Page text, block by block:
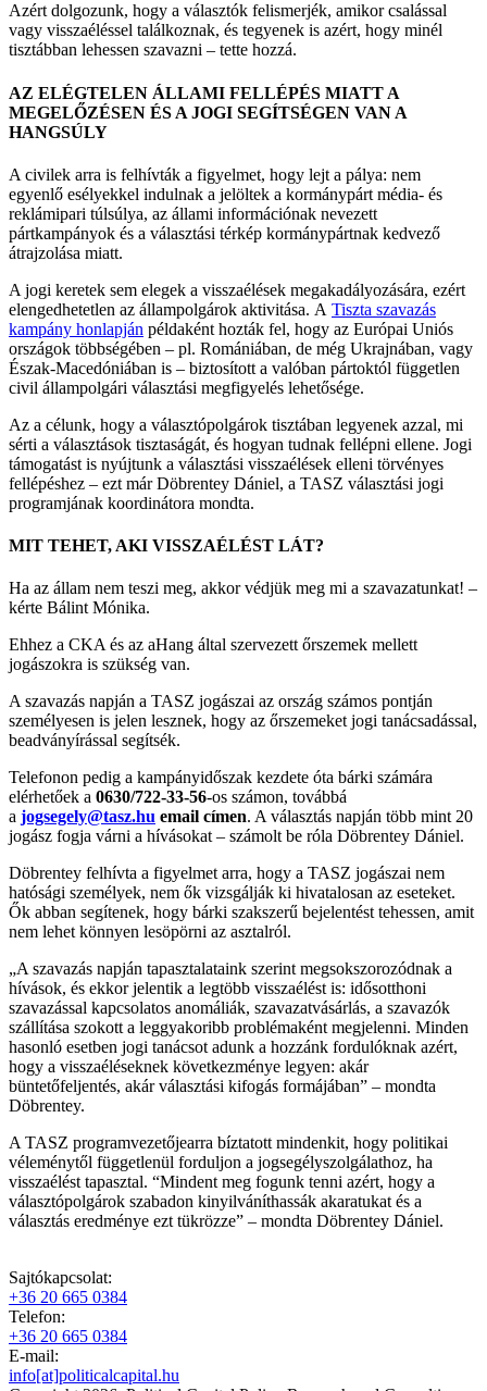
Azért dolgozunk, hogy a választók felismerjék, amikor csalással
vagy visszaéléssel találkoznak, és tegyenek is azért, hogy minél
tisztábban lehessen szavazni – tette hozzá.
AZ ELÉGTELEN ÁLLAMI FELLÉPÉS MIATT A
MEGELŐZÉSEN ÉS A JOGI SEGÍTSÉGEN VAN A
HANGSÚLY
A civilek arra is felhívták a figyelmet, hogy lejt a pálya: nem
egyenlő esélyekkel indulnak a jelöltek a kormánypárt média- és
reklámipari túlsúlya, az állami információnak nevezett
pártkampányok és a választási térkép kormánypártnak kedvező
átrajzolása miatt.
A jogi keretek sem elegek a visszaélések megakadályozására, ezért
elengedhetetlen az állampolgárok aktivitása. A Tiszta szavazás
kampány honlapján példaként hozták fel, hogy az Európai Uniós
országok többségében – pl. Romániában, de még Ukrajnában, vagy
Észak-Macedóniában is – biztosított a valóban pártoktól független
civil állampolgári választási megfigyelés lehetősége.
Az a célunk, hogy a választópolgárok tisztában legyenek azzal, mi
sérti a választások tisztaságát, és hogyan tudnak fellépni ellene. Jogi
támogatást is nyújtunk a választási visszaélések elleni törvényes
fellépéshez – ezt már Döbrentey Dániel, a TASZ választási jogi
programjának koordinátora mondta.
MIT TEHET, AKI VISSZAÉLÉST LÁT?
Ha az állam nem teszi meg, akkor védjük meg mi a szavazatunkat! –
kérte Bálint Mónika.
Ehhez a CKA és az aHang által szervezett őrszemek mellett
jogászokra is szükség van.
A szavazás napján a TASZ jogászai az ország számos pontján
személyesen is jelen lesznek, hogy az őrszemeket jogi tanácsadással,
beadványírással segítsék.
Telefonon pedig a kampányidőszak kezdete óta bárki számára
elérhetőek a 0630/722-33-56-os számon, továbbá
a jogsegely@tasz.hu email címen. A választás napján több mint 20
jogász fogja várni a hívásokat – számolt be róla Döbrentey Dániel.
Döbrentey felhívta a figyelmet arra, hogy a TASZ jogászai nem
hatósági személyek, nem ők vizsgálják ki hivatalosan az eseteket.
Ők abban segítenek, hogy bárki szakszerű bejelentést tehessen, amit
nem lehet könnyen lesöpörni az asztalról.
„A szavazás napján tapasztalataink szerint megsokszorozódnak a
hívások, és ekkor jelentik a legtöbb visszaélést is: idősotthoni
szavazással kapcsolatos anomáliák, szavazatvásárlás, a szavazók
szállítása szokott a leggyakoribb problémaként megjelenni. Minden
hasonló esetben jogi tanácsot adunk a hozzánk fordulóknak azért,
hogy a visszaéléseknek következménye legyen: akár
büntetőfeljentés, akár választási kifogás formájában” – mondta
Döbrentey.
A TASZ programvezetőjearra bíztatott mindenkit, hogy politikai
véleménytől függetlenül forduljon a jogsegélyszolgálathoz, ha
visszaélést tapasztal. “Mindent meg fogunk tenni azért, hogy a
választópolgárok szabadon kinyilváníthassák akaratukat és a
választás eredménye ezt tükrözze” – mondta Döbrentey Dániel.
Sajtókapcsolat:
+36 20 665 0384
Telefon:
+36 20 665 0384
E-mail:
info[at]politicalcapital.hu